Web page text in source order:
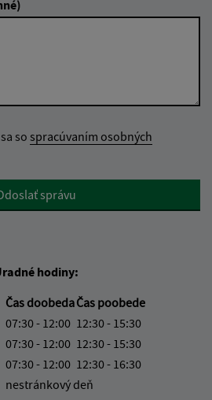
so spracúvaním osobných
správu
hodiny:
Čas doobedaČas poobede
07:30 - 12:00 12:30 - 15:30
07:30 - 12:00 12:30 - 15:30
07:30 - 12:00 12:30 - 16:30
nestránkový deň